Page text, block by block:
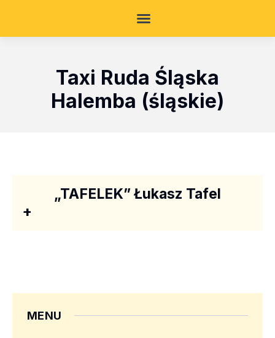
Taxi Ruda Śląska
Halemba (śląskie)
„TAFELEK” Łukasz Tafel
+
MENU